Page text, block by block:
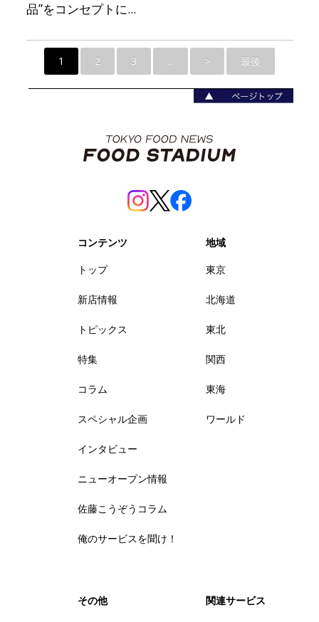
品”をコンセプトに...
1 2 3 ... > 最後
コンテンツ
トップ
新店情報
トピックス
特集
コラム
スペシャル企画
インタビュー
ニューオープン情報
佐藤こうぞうコラム
俺のサービスを聞け！
地域
東京
北海道
東北
関西
東海
ワールド
その他
関連サービス